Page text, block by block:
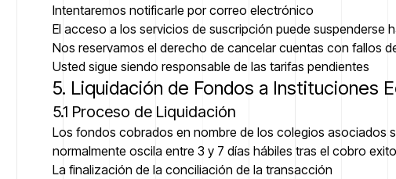
Intentaremos notificarle por correo electrónico
El acceso a los servicios de suscripción puede suspenderse
Nos reservamos el derecho de cancelar cuentas con fallos
Usted sigue siendo responsable de las tarifas pendientes
5. Liquidación de Fondos a Instituciones
5.1 Proceso de Liquidación
Los fondos cobrados en nombre de los colegios asociados
normalmente oscila entre 3 y 7 días hábiles tras el cobro
La finalización de la conciliación de la transacción